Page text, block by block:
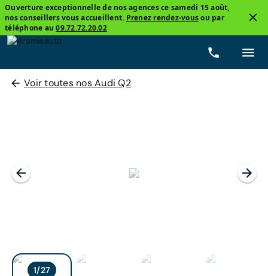
Ouverture exceptionnelle de nos agences ce samedi 15 août,
nos conseillers vous accueillent. Prenez rendez-vousou par
téléphone au09.72.72.20.02
Voir toutes nos Audi Q2